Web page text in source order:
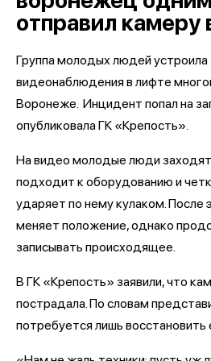
отправил камеру
Группа молодых людей
видеонаблюдения в лифте
Воронеже. Инцидент попал на
опубликовала ГК «Крепость».
На видео молодые люди заходят
подходит к оборудованию и
ударяет по нему кулаком. После
меняет положение, однако
записывать происходящее.
В ГК «Крепость» заявили, что
пострадала. По словам
потребуется лишь восстановить